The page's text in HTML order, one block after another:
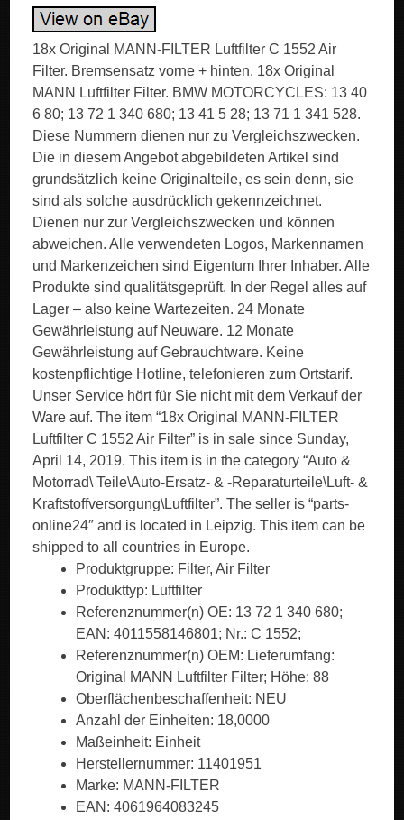
18x Original MANN-FILTER Luftfilter C 1552 Air
Filter. Bremsensatz vorne + hinten. 18x Original
MANN Luftfilter Filter. BMW MOTORCYCLES: 13 40
6 80; 13 72 1 340 680; 13 41 5 28; 13 71 1 341 528.
Diese Nummern dienen nur zu Vergleichszwecken.
Die in diesem Angebot abgebildeten Artikel sind
grundsätzlich keine Originalteile, es sein denn, sie
sind als solche ausdrücklich gekennzeichnet.
Dienen nur zur Vergleichszwecken und können
abweichen. Alle verwendeten Logos, Markennamen
und Markenzeichen sind Eigentum Ihrer Inhaber. Alle
Produkte sind qualitätsgeprüft. In der Regel alles auf
Lager – also keine Wartezeiten. 24 Monate
Gewährleistung auf Neuware. 12 Monate
Gewährleistung auf Gebrauchtware. Keine
kostenpflichtige Hotline, telefonieren zum Ortstarif.
Unser Service hört für Sie nicht mit dem Verkauf der
Ware auf. The item “18x Original MANN-FILTER
Luftfilter C 1552 Air Filter” is in sale since Sunday,
April 14, 2019. This item is in the category “Auto &
Motorrad\ Teile\Auto-Ersatz- & -Reparaturteile\Luft- &
Kraftstoffversorgung\Luftfilter”. The seller is “parts-
online24″ and is located in Leipzig. This item can be
shipped to all countries in Europe.
Produktgruppe: Filter, Air Filter
Produkttyp: Luftfilter
Referenznummer(n) OE: 13 72 1 340 680;
EAN: 4011558146801; Nr.: C 1552;
Referenznummer(n) OEM: Lieferumfang:
Original MANN Luftfilter Filter; Höhe: 88
Oberflächenbeschaffenheit: NEU
Anzahl der Einheiten: 18,0000
Maßeinheit: Einheit
Herstellernummer: 11401951
Marke: MANN-FILTER
EAN: 4061964083245